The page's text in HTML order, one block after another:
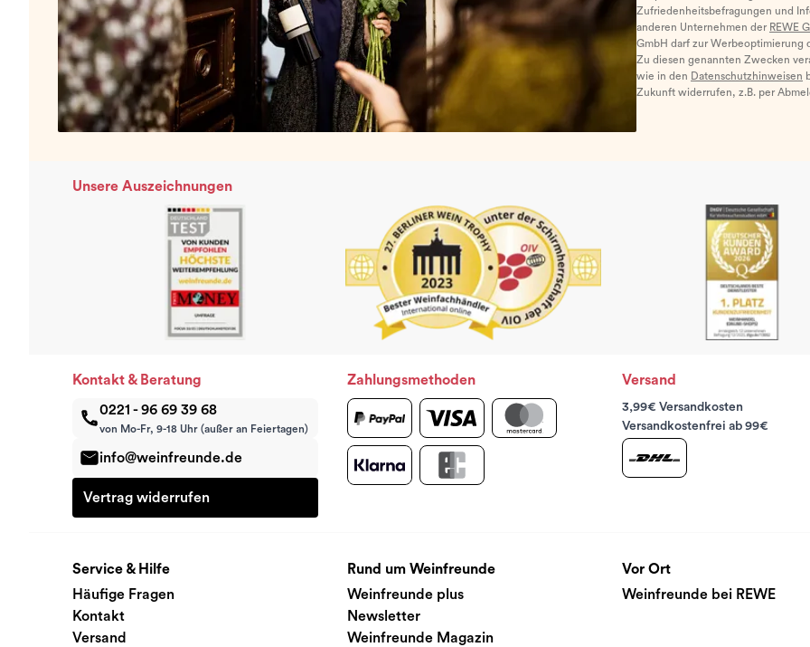
Zufriedenheitsbefragungen und
anderen Unternehmen der REWE
GmbH darf zur Werbeoptimierung
Zu diesen genannten Zwecken
wie in den Datenschutzhinweisen
Zukunft widerrufen, z.B. per
Unsere Auszeichnungen
Kontakt & Beratung
0221 - 96 69 39 68
von Mo-Fr, 9-18 Uhr (außer an Feiertagen)
info@weinfreunde.de
Vertrag widerrufen
Zahlungsmethoden Versand
3,99€ Versandkosten
Versandkostenfrei ab 99€
Service & Hilfe
Häufige Fragen
Kontakt
Versand
Rund um Weinfreunde
Weinfreunde plus
Newsletter
Weinfreunde Magazin
Vor Ort
Weinfreunde bei REWE